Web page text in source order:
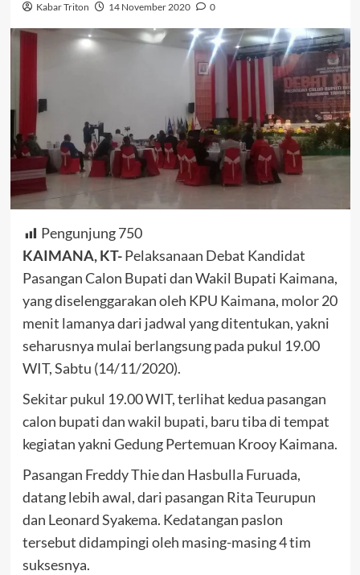
Kabar Triton 14 November 2020 0
Pengunjung 750
KAIMANA, KT-Pelaksanaan Debat Kandidat
Pasangan Calon Bupati dan Wakil Bupati Kaimana,
yang diselenggarakan oleh KPU Kaimana, molor 20
menit lamanya dari jadwal yang ditentukan, yakni
seharusnya mulai berlangsung pada pukul 19.00
WIT, Sabtu (14/11/2020).
Sekitar pukul 19.00 WIT, terlihat kedua pasangan
calon bupati dan wakil bupati, baru tiba di tempat
kegiatan yakni Gedung Pertemuan Krooy Kaimana.
Pasangan Freddy Thie dan Hasbulla Furuada,
datang lebih awal, dari pasangan Rita Teurupun
dan Leonard Syakema. Kedatangan paslon
tersebut didampingi oleh masing-masing 4 tim
suksesnya.